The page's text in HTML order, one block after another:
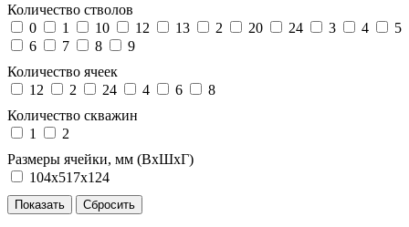
Количество стволов
0
1 10 12 13 2 20 24 3 4
5
6
7 8
9
Количество ячеек
12
2 24 4 6
8
Количество скважин
1
2
Размеры ячейки, мм (ВхШхГ)
104х517х124